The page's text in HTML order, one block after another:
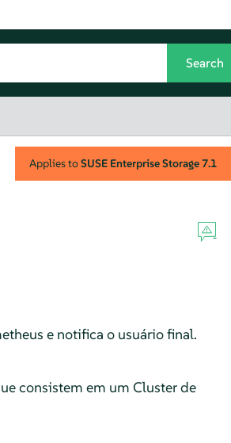
Applies toSUSE Enterprise Storage7.1
e notifica o usuário final.
consistem em um Cluster de